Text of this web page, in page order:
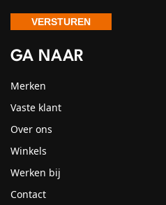
GA NAAR
Merken
Vaste klant
Over ons
Winkels
Werken bij
Contact